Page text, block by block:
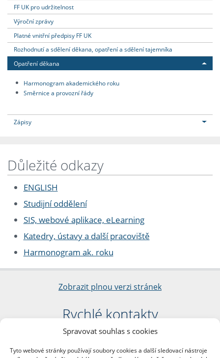
Spravovat souhlas s cookies
Tyto webové stránky používají soubory cookies a další sledovací nástroje
FF UK pro udržitelnost
Výroční zprávy
Platné vnitřní předpisy FF UK
Rozhodnutí a sdělení děkana, opatření a sdělení tajemníka
Opatření děkana
Harmonogram akademického roku
Směrnice a provozní řády
Zápisy
Důležité odkazy
ENGLISH
Studijní oddělení
SIS, webové aplikace, eLearning
Katedry, ústavy a další pracoviště
Harmonogram ak. roku
Zobrazit plnou verzi stránek
Rychlé kontakty
Filozofická fakulta
nám. Jana Palacha 1/2